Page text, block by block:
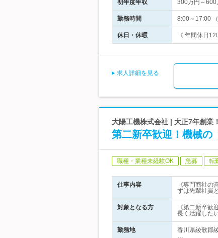
初年度年収 300万円～600
勤務時間 8:00～17:00
休日・休暇 《 年間休日
求人詳細を見る
大陽工機株式会社 | 大正7年創業
第二新卒歓迎！機械
職種・業種未経験OK 急募 転
仕事内容
《専門商社
ずは先輩社員
対象となる方
《第二新卒
長く活躍した
勤務地
香川県綾歌郡
…